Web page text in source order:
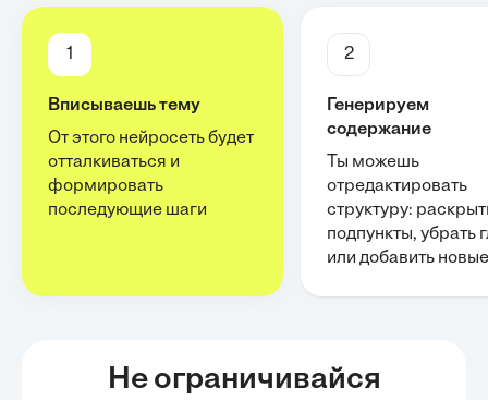
1
Вписываешь тему
От этого нейросеть будет
отталкиваться и
формировать
последующие шаги
2
Генерируем
содержание
Ты можешь
отредактировать
структуру:
подпункты, убрать
или добавить новые
Не ограничивайся